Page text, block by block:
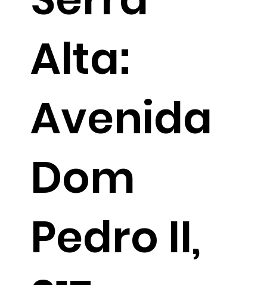
Alta:
Avenida
Dom
Pedro II,